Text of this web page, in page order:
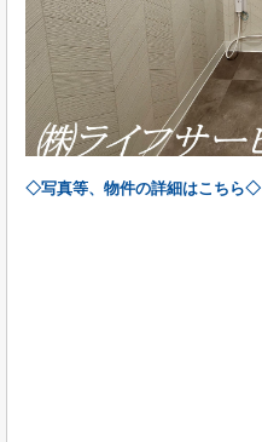
◇写真等、物件の詳細はこちら◇